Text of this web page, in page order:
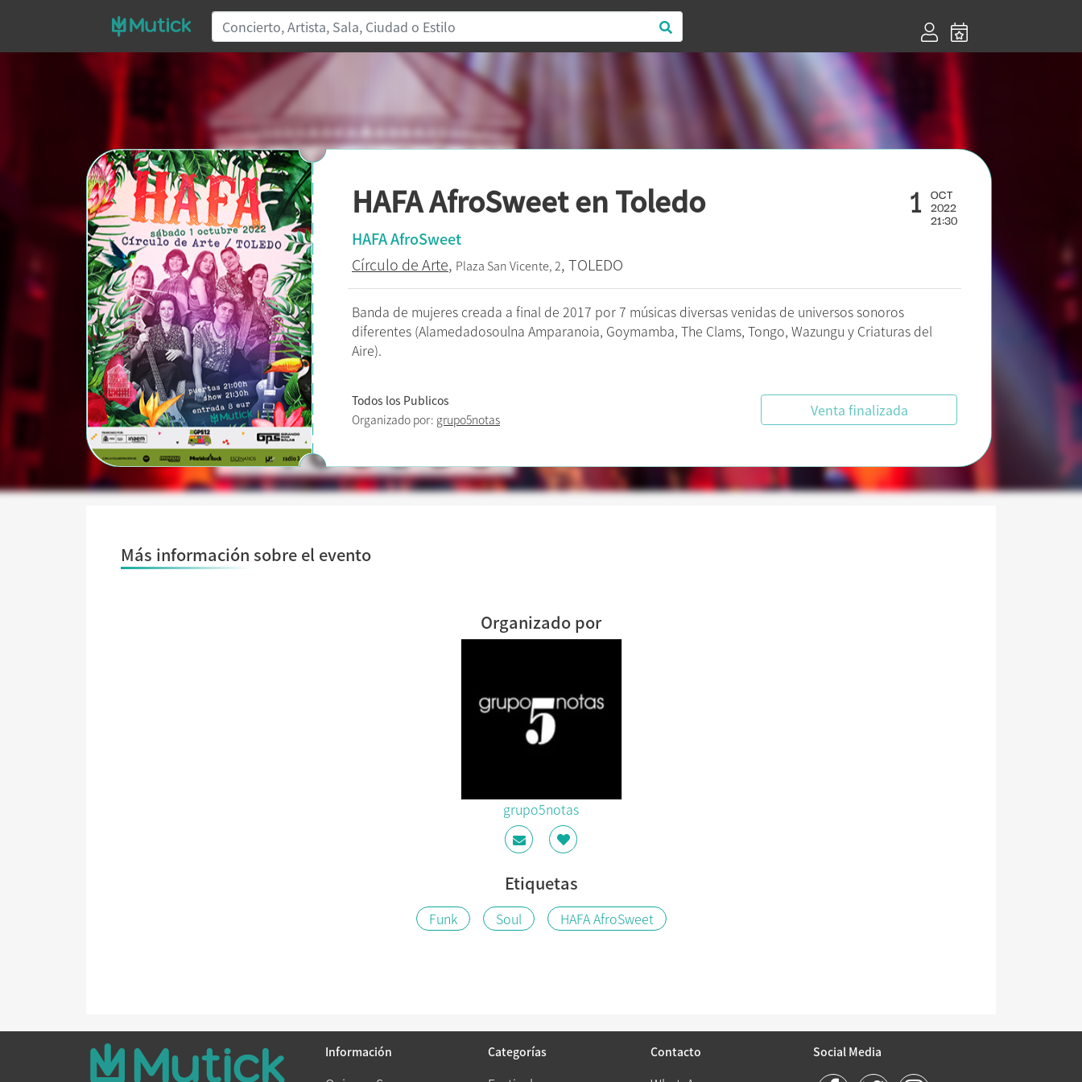
HAFA AfroSweet en Toledo 1 OCT
2022
21:30
HAFA AfroSweet
Círculo de Arte, Plaza San Vicente, 2, TOLEDO
Banda de mujeres creada a final de 2017 por 7 músicas diversas venidas de universos sonoros
diferentes (Alamedadosoulna Amparanoia, Goymamba, The Clams, Tongo, Wazungu y Criaturas del
Aire).
Todos los Publicos
Organizado por: grupo5notas Venta finalizada
Más información sobre el evento
Organizado por
grupo5notas
Etiquetas
Funk Soul HAFA AfroSweet
Información Categorías Contacto Social Media